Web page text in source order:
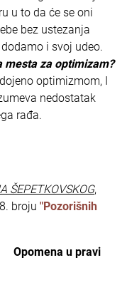
u to da će se oni
bez ustezanja
i svoj udeo.
mesta za optimizam?
optimizmom, I
nedostatak
rađa.
ŠEPETKOVSKOG,
broju "Pozorišnih
Opomena u pravi